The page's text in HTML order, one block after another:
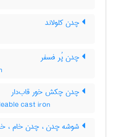
چدن کلولاند
چدن پُر فسفر
چدن چکش خور قاب‌دار
cast iron
شوشه چدن ، چدن خام